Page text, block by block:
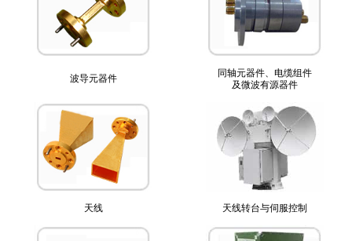
波导元器件
同轴元器件、电缆组件
及微波有源器件
天线 天线转台与伺服控制